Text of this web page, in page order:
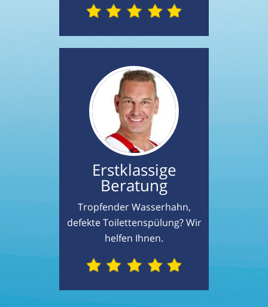
Erstklassige
Beratung
Tropfender Wasserhahn,
defekte Toilettenspülung? Wir
helfen Ihnen.